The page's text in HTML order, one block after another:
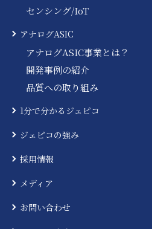
センシング/IoT
アナログASIC
アナログASIC事業とは？
開発事例の紹介
品質への取り組み
1分で分かるジェピコ
ジェピコの強み
採用情報
メディア
お問い合わせ